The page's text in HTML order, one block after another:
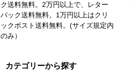
ク送料無料。2万円以上で、レター
パック送料無料。1万円以上はクリ
ックポスト送料無料。(サイズ規定内
のみ）
カテゴリーから探す